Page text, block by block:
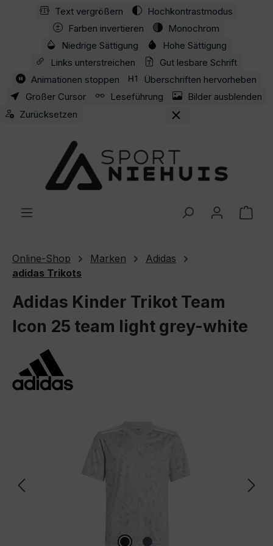
Zum Hauptinhalt springen
Text vergrößern
Hochkontrastmodus
Farben invertieren
Monochrom
Niedrige Sättigung
Hohe Sättigung
Links unterstreichen
Gut lesbare Schrift
Animationen stoppen
Überschriften hervorheben
Großer Cursor
Leseführung
Bilder ausblenden
Zurücksetzen
Online-Shop Marken
Adidas
adidas Trikots
Adidas Kinder Trikot Team
Icon 25 team light grey-white